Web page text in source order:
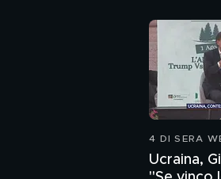
4 DI SERA
Ucraina,